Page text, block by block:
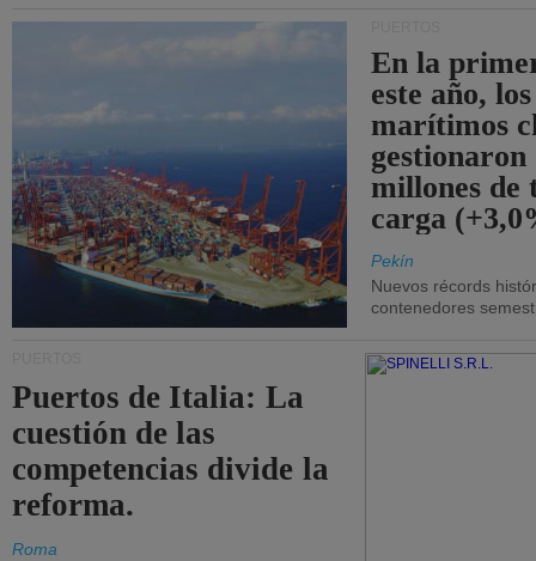
En la
este año,
marítimos
gestionaron
millones de
carga
Pekín
Nuevos récords
contenedores
Puertos de Italia: La
cuestión de las
competencias divide la
reforma.
Roma